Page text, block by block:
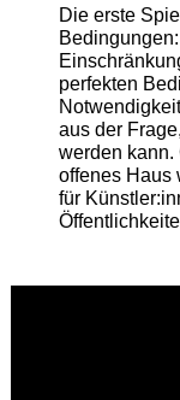
Die erste
perfekten
aus der
werden kann.
offenes Haus
für